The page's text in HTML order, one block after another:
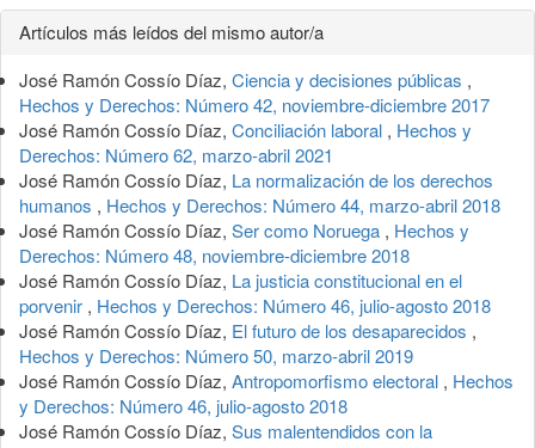
Detalles
del
artículo
Artículos más leídos del mismo autor/a
José Ramón Cossío Díaz, Ciencia y decisiones públicas ,
Hechos y Derechos: Número 42, noviembre-diciembre 2017
José Ramón Cossío Díaz, Conciliación laboral , Hechos y
Derechos: Número 62, marzo-abril 2021
José Ramón Cossío Díaz, La normalización de los derechos
humanos , Hechos y Derechos: Número 44, marzo-abril 2018
José Ramón Cossío Díaz, Ser como Noruega , Hechos y
Derechos: Número 48, noviembre-diciembre 2018
José Ramón Cossío Díaz, La justicia constitucional en el
porvenir , Hechos y Derechos: Número 46, julio-agosto 2018
José Ramón Cossío Díaz, El futuro de los desaparecidos ,
Hechos y Derechos: Número 50, marzo-abril 2019
José Ramón Cossío Díaz, Antropomorfismo electoral , Hechos
y Derechos: Número 46, julio-agosto 2018
José Ramón Cossío Díaz, Sus malentendidos con la